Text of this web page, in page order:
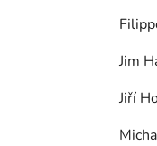
Jim
Jiří